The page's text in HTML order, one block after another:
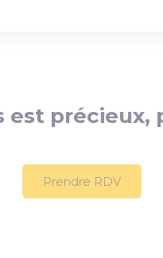
précieux,
Prendre RDV